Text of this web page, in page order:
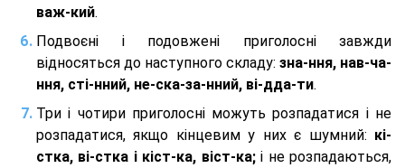
важ-кий.
Подвоєні і подовжені приголосні завжди
відносяться до наступного складу: зна-ння, нав-ча-
ння, сті-нний, не-ска-за-нний, ві-дда-ти.
Три і чотири приголосні можуть розпадатися і не
розпадатися, якщо кінцевим у них є шумний: кі-
стка, ві-стка і кіст-ка, віст-ка;і не розпадаються,